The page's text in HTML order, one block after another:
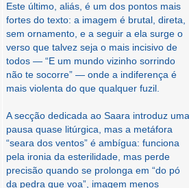
Este último, aliás, é um dos pontos mais
fortes do texto: a imagem é brutal, direta,
sem ornamento, e a seguir a ela surge o
verso que talvez seja o mais incisivo de
todos — “E um mundo vizinho sorrindo
não te socorre” — onde a indiferença é
mais violenta do que qualquer fuzil.
A secção dedicada ao Saara introduz uma
pausa quase litúrgica, mas a metáfora
“seara dos ventos” é ambígua: funciona
pela ironia da esterilidade, mas perde
precisão quando se prolonga em “do pó
da pedra que voa”, imagem menos